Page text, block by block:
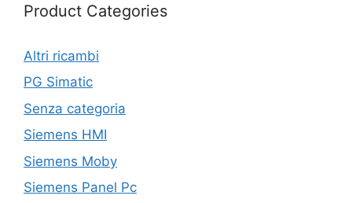
Product Categories
Altri ricambi
PG Simatic
Senza categoria
Siemens HMI
Siemens Moby
Siemens Panel Pc